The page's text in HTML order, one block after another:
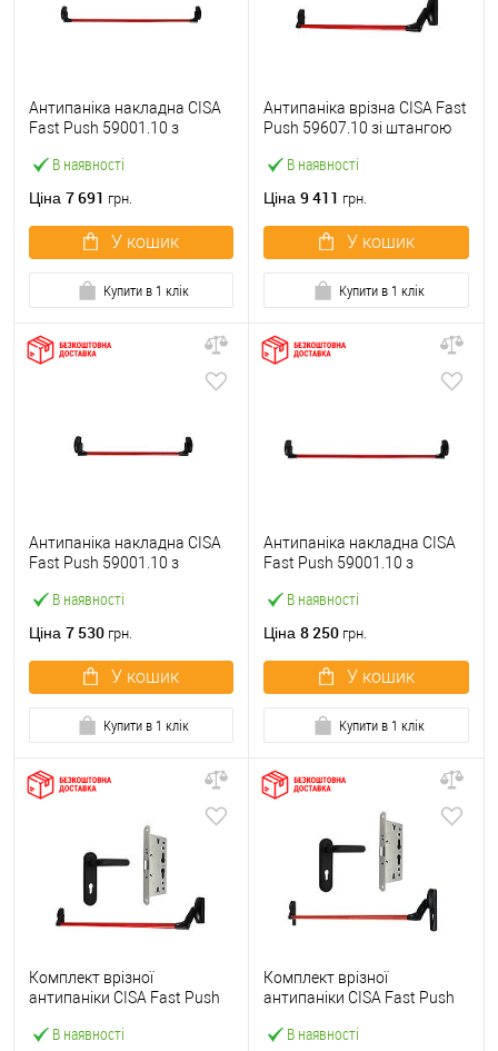
В наявності
Антипаніка накладна CISA
Fast Push 59001.10 з
мм червона
Ціна 7 691 грн.
У кошик
Купити в 1 клік
В наявності
Антипаніка врізна CISA Fast
Push 59607.10 зі штангою
Ціна 9 411 грн.
У кошик
Купити в 1 клік
В наявності
Антипаніка накладна CISA
Fast Push 59001.10 з
червона
Ціна 7 530 грн.
У кошик
Купити в 1 клік
В наявності
Антипаніка накладна CISA
Fast Push 59001.10 з
мм червона
Ціна 8 250 грн.
У кошик
Купити в 1 клік
В наявності
Комплект врізної
антипаніки CISA Fast Push
із замком та ручкою
В наявності
Комплект врізної
антипаніки CISA Fast Push
червоний із замком та